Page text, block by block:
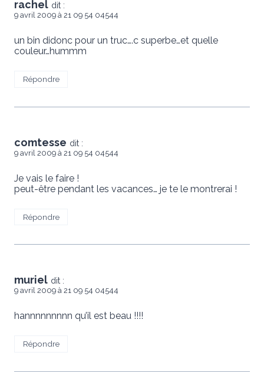
rachel dit :
9 avril 2009 à 21 09 54 04544
un bin didonc pour un truc….c superbe…et quelle
couleur…hummm
Répondre
comtesse dit :
9 avril 2009 à 21 09 54 04544
Je vais le faire !
peut-être pendant les vacances… je te le montrerai !
Répondre
muriel dit :
9 avril 2009 à 21 09 54 04544
hannnnnnnnn qu’il est beau !!!!
Répondre